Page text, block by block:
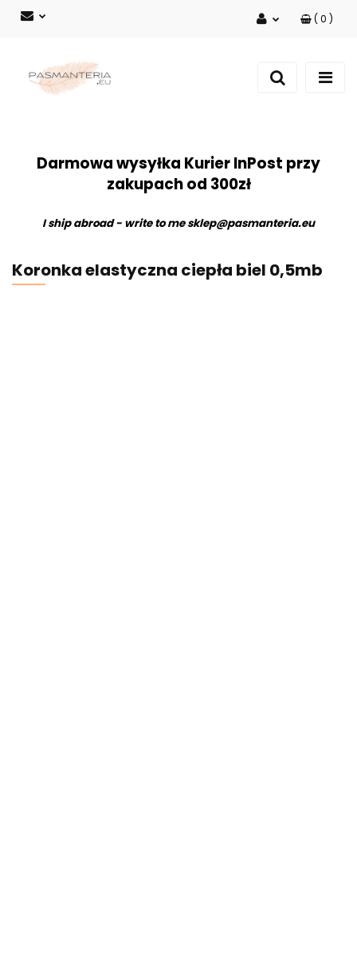
Zarejestruj się
( 0 )
Darmowa wysyłka Kurier InPost przy
zakupach od 300zł
I ship abroad - write to mesklep@pasmanteria.eu
Koronka elastyczna ciepła biel 0,5mb